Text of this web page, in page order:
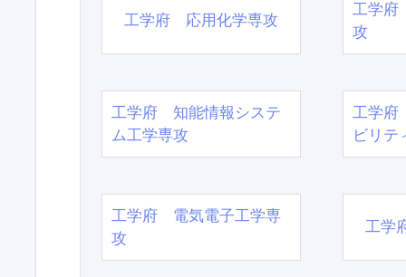
工学府 応用化学専攻
工学府
攻
工学府 知能情報システ
ム工学専攻
工学府
ビリテ
工学府 電気電子工学専
攻
工学